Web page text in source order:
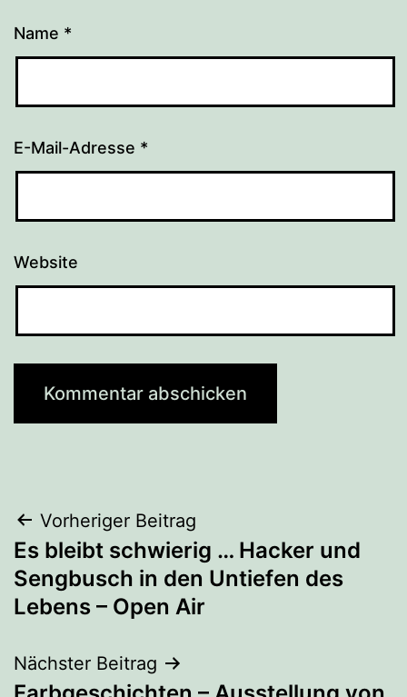
Name *
E-Mail-Adresse *
Website
Beitragsnavigation
Vorheriger Beitrag
Es bleibt schwierig … Hacker und
Sengbusch in den Untiefen des
Lebens – Open Air
Nächster Beitrag